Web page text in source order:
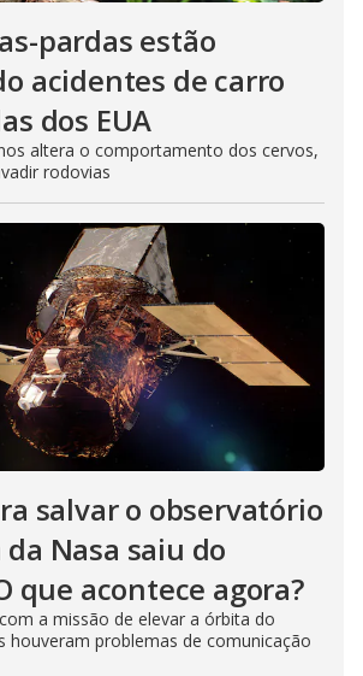
pardas estão
acidentes de carro
dos EUA
altera o comportamento dos cervos,
rodovias
salvar o observatório
Nasa saiu do
que acontece agora?
a missão de elevar a órbita do
houveram problemas de comunicação